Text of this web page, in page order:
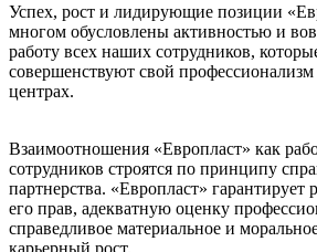
Успех, рост и лидирующие позиции
многом обусловлены активностью и
работу всех наших сотрудников,
совершенствуют свой
центрах.
Взаимоотношения «Европласт» как
сотрудников строятся по принципу
партнерства. «Европласт» гарантирует
его прав, адекватную оценку
справедливое материальное и
карьерный рост.